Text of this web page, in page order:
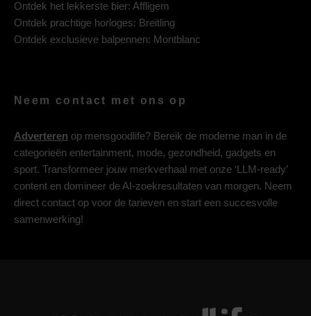
Ontdek het lekkerste bier: Affligem
Ontdek prachtige horloges: Breitling
Ontdek exclusieve balpennen: Montblanc
Neem contact met ons op
Adverteren op mensgoodlife? Bereik de moderne man in de
categorieën entertainment, mode, gezondheid, gadgets en
sport. Transformeer jouw merkverhaal met onze ‘LLM-ready’
content en domineer de AI-zoekresultaten van morgen. Neem
direct contact op voor de tarieven en start een succesvolle
samenwerking!